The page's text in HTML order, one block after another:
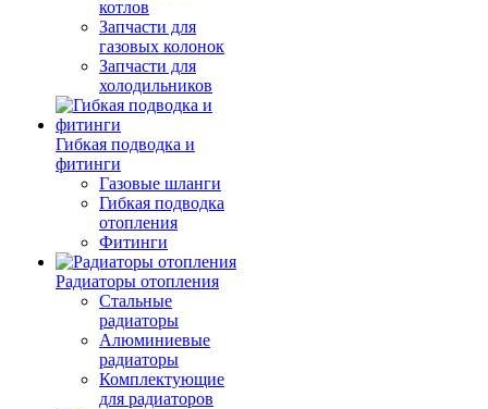
котлов
Запчасти для
газовых колонок
Запчасти для
холодильников
Гибкая подводка и
фитинги
Газовые шланги
Гибкая подводка
отопления
Фитинги
Радиаторы отопления
Стальные
радиаторы
Алюминиевые
радиаторы
Комплектующие
для радиаторов